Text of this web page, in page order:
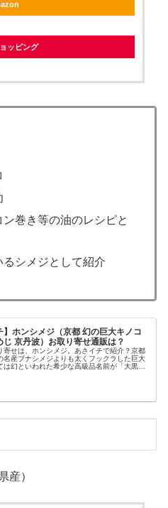
ッピング
巻き等の油のレシピと
シメジとして紹介
】ホンシメジ（京都 幻の巨大キノコ
じ 京丹波）お取り寄せ通販は？
寄せは、ホンシメジ。あさイチで紹介？京都
名産ブナシメジよりも太くフックラした巨大
は幻といわれた希少な高級品名前が「大黒本
産）